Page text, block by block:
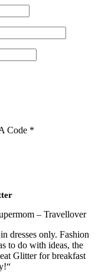
Code *
dresses only. Fashion
to do with ideas, the
Glitter for breakfast